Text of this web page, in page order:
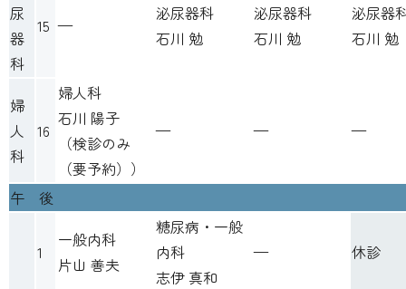
尿
器
科
15 —
泌尿器科
石川 勉
泌尿器科
石川 勉
泌尿器
石川 勉
婦
人
科
16
婦人科
石川 陽子
（検診のみ
（要予約） ）
— — —
午 後
1
一般内科
片山 善夫
糖尿病・一般
内科
志伊 真和
— 休診